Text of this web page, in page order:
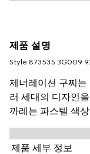
제품 설명
Style ‎873535 3G009
제너레이션 구찌
러 세대의 디자인
까레는 파스텔 색
로 합니다.
제품 세부 정보